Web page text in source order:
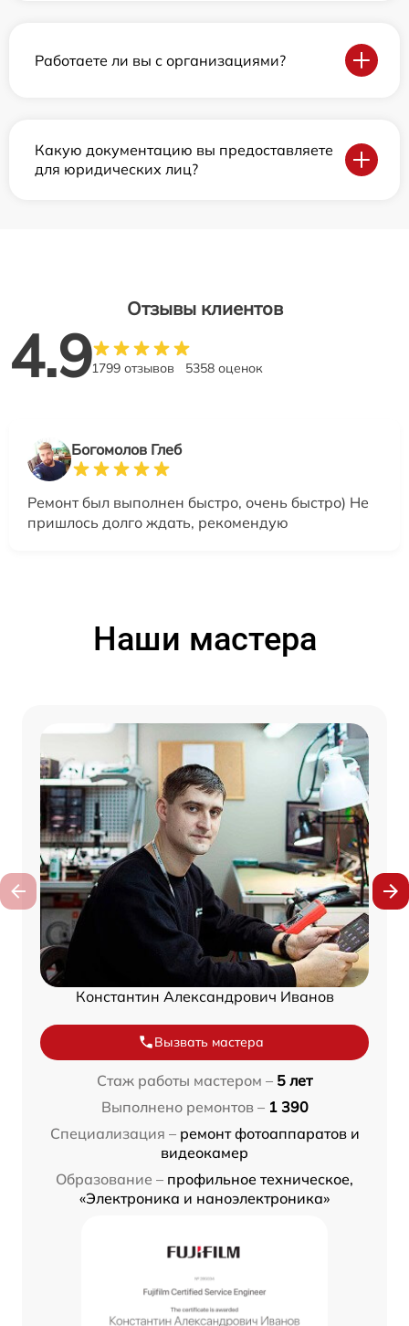
Работаете ли вы с организациями?
Какую документацию вы предоставляете
для юридических лиц?
Отзывы клиентов
4.91799 отзывов 5358 оценок
Богомолов Глеб
Ремонт был выполнен быстро, очень быстро) Не
пришлось долго ждать, рекомендую
Наши мастера
Константин Александрович Иванов
Вызвать мастера
Стаж работы мастером – 5 лет
Выполнено ремонтов – 1 390
Специализация – ремонт фотоаппаратов и
видеокамер
Образование – профильное техническое,
«Электроника и наноэлектроника»